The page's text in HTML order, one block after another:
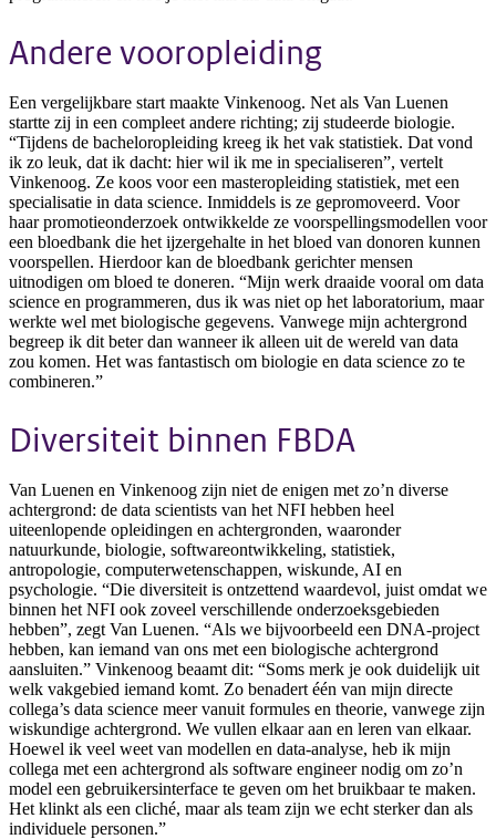
Andere vooropleiding
Een vergelijkbare start maakte Vinkenoog. Net als Van Luenen
startte zij in een compleet andere richting; zij studeerde biologie.
“Tijdens de bacheloropleiding kreeg ik het vak statistiek. Dat vond
ik zo leuk, dat ik dacht: hier wil ik me in specialiseren”, vertelt
Vinkenoog. Ze koos voor een masteropleiding statistiek, met een
specialisatie in data science. Inmiddels is ze gepromoveerd. Voor
haar promotieonderzoek ontwikkelde ze voorspellingsmodellen voor
een bloedbank die het ijzergehalte in het bloed van donoren kunnen
voorspellen. Hierdoor kan de bloedbank gerichter mensen
uitnodigen om bloed te doneren. “Mijn werk draaide vooral om data
science en programmeren, dus ik was niet op het laboratorium, maar
werkte wel met biologische gegevens. Vanwege mijn achtergrond
begreep ik dit beter dan wanneer ik alleen uit de wereld van data
zou komen. Het was fantastisch om biologie en data science zo te
combineren.”
Diversiteit binnen FBDA
Van Luenen en Vinkenoog zijn niet de enigen met zo’n diverse
achtergrond: de data scientists van het NFI hebben heel
uiteenlopende opleidingen en achtergronden, waaronder
natuurkunde, biologie, softwareontwikkeling, statistiek,
antropologie, computerwetenschappen, wiskunde, AI en
psychologie. “Die diversiteit is ontzettend waardevol, juist omdat we
binnen het NFI ook zoveel verschillende onderzoeksgebieden
hebben”, zegt Van Luenen. “Als we bijvoorbeeld een DNA-project
hebben, kan iemand van ons met een biologische achtergrond
aansluiten.” Vinkenoog beaamt dit: “Soms merk je ook duidelijk uit
welk vakgebied iemand komt. Zo benadert één van mijn directe
collega’s data science meer vanuit formules en theorie, vanwege zijn
wiskundige achtergrond. We vullen elkaar aan en leren van elkaar.
Hoewel ik veel weet van modellen en data-analyse, heb ik mijn
collega met een achtergrond als software engineer nodig om zo’n
model een gebruikersinterface te geven om het bruikbaar te maken.
Het klinkt als een cliché, maar als team zijn we echt sterker dan als
individuele personen.”